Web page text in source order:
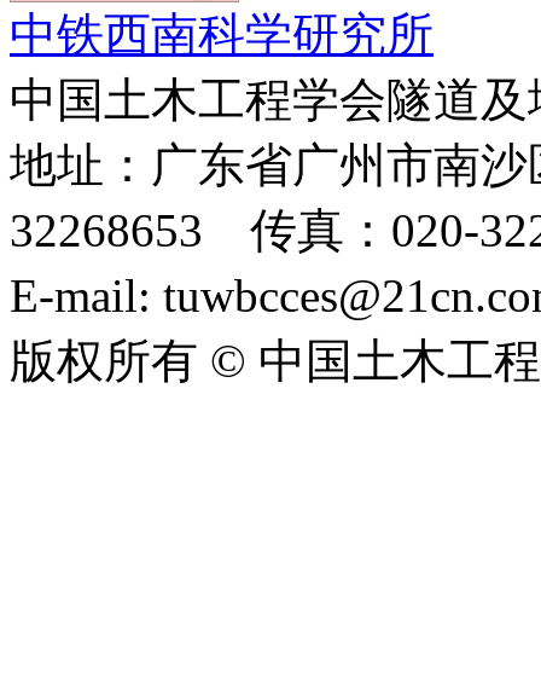
中铁西南科学研究所
中国土木工程学会隧道
地址：广东省广州市南
32268653 传真：020-
E-mail:
版权所有 © 中国土木工